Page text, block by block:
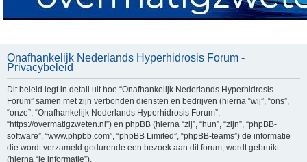
Onafhankelijk Nederlands Hyperhidrosis Forum -
Privacybeleid
Dit beleid legt in detail uit hoe “Onafhankelijk Nederlands Hyperhidrosis
Forum” samen met zijn verbonden diensten en bedrijven (hierna “wij”, “ons”,
“onze”, “Onafhankelijk Nederlands Hyperhidrosis Forum”,
“https://overmatigzweten.nl”) en phpBB (hierna “zij”, “hun”, “zijn”, “phpBB-
software”, “www.phpbb.com”, “phpBB Limited”, “phpBB-teams”) de informatie
die wordt verzameld gedurende een bezoek aan dit forum, wordt gebruikt
(hierna “je informatie”).